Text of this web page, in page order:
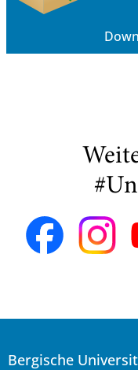
Bergische